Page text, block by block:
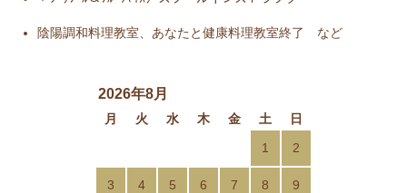
陰陽調和料理教室、あなたと健康料理教室終了 など
2026年8月
月 火 水 木 金 土 日
1 2
3 4 5 6 7 8 9